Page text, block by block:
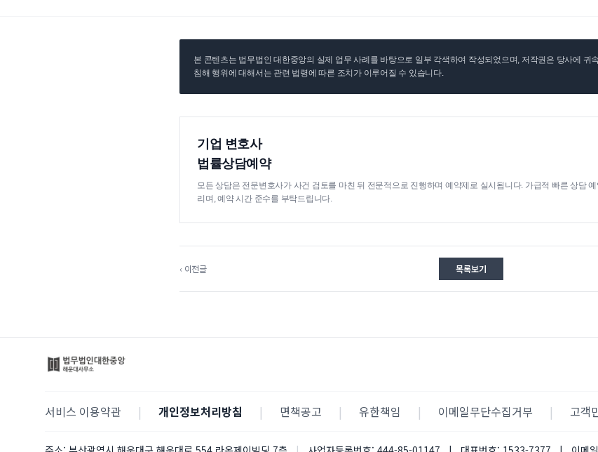
본 콘텐츠는 법무법인 대한중앙의 실제 업무 사례를 바탕으로 일부 각색하여 작성되었으며, 저작권은 당사에 귀
침해 행위에 대해서는 관련 법령에 따른 조치가 이루어질 수 있습니다.
기업 변호사
법률상담예약
모든 상담은 전문변호사가 사건 검토를 마친 뒤 전문적으로 진행하며 예약제로 실시됩니다. 가급적 빠른 상담 예
리며, 예약 시간 준수를 부탁드립니다.
‹ 이전글 목록보기
서비스 이용약관 | 개인정보처리방침 | 면책공고 | 유한책임 | 이메일무단수집거부 | 고객